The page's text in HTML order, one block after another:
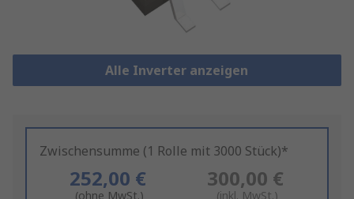
Alle Inverter anzeigen
Zwischensumme (1 Rolle mit 3000 Stück)*
252,00 €
(ohne MwSt.)
300,00 €
(inkl. MwSt.)